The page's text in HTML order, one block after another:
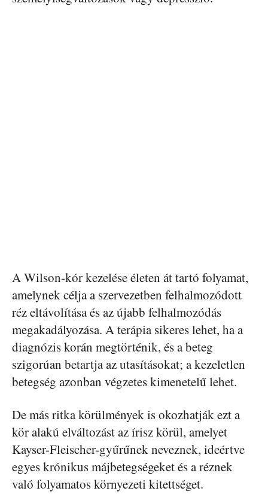
A Wilson-kór kezelése életen át tartó folyamat,
amelynek célja a szervezetben felhalmozódott
réz eltávolítása és az újabb felhalmozódás
megakadályozása. A terápia sikeres lehet, ha a
diagnózis korán megtörténik, és a beteg
szigorúan betartja az utasításokat; a kezeletlen
betegség azonban végzetes kimenetelű lehet.
De más ritka körülmények is okozhatják ezt a
kör alakú elváltozást az írisz körül, amelyet
Kayser-Fleischer-gyűrűnek neveznek, ideértve
egyes krónikus májbetegségeket és a réznek
való folyamatos környezeti kitettséget.